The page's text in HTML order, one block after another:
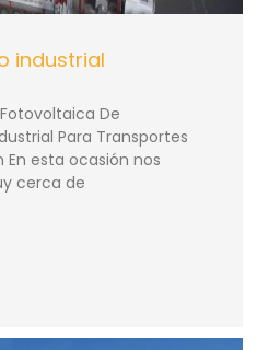
industrial
De
Para Transportes
En esta ocasión nos
cerca de